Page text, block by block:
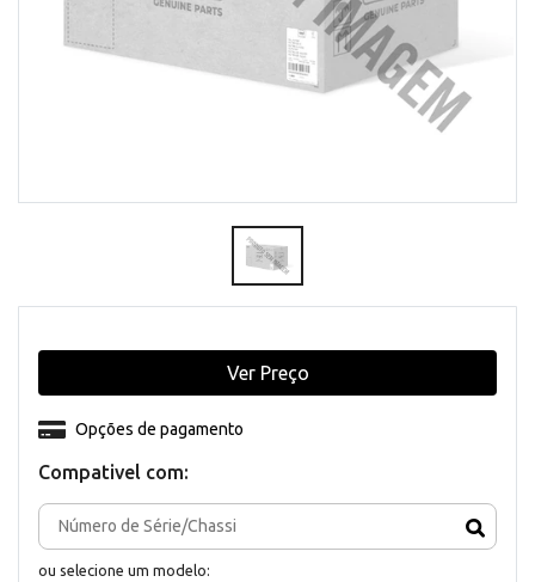
Compativel com:
ou selecione um modelo:
Opções de pagamento
Ver Preço